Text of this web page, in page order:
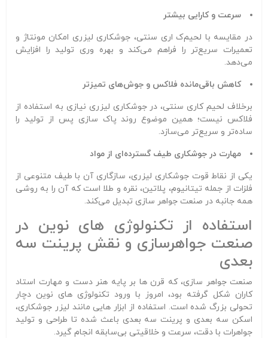
سرعت و کارایی بیشتر
در مقایسه با لحیم‌ک اری سنتی، جوشکاری لیزری امکان مونتاژ و
تعمیرات سریع‌تر را فراهم می‌کند و بهره‌ وری تولید را افزایش
می‌دهد.
کاهش باقی‌مانده فلاکس و جوش‌های تمیزتر
برخلاف لحیم‌ کاری سنتی، در جوشکاری لیزری نیازی به استفاده از
فلاکس نیست؛ همین موضوع روند پاک‌ سازی پس از تولید را
ساده‌تر و سریع‌تر می‌سازد.
مهارت در جوشکاری طیف گسترده‌ای از مواد
یکی از نقاط قوت جوشکاری لیزری، سازگاری آن با طیف متنوعی از
فلزات از جمله تیتانیوم، پلاتین، نقره و طلا است که آن را به روشی
همه‌ جانبه در صنعت جواهر سازی تبدیل می‌کند.
استفاده از تکنولوژی‌ های نوین در
صنعت جواهرسازی و نقش پرینت سه‌
بعدی
صنعت جواهر سازی، که قرن‌ ها بر پایه هنر دست و مهارت استاد
کاران شکل گرفته بود، امروز با ورود تکنولوژی‌ های نوین دچار
تحولی بزرگ شده است. استفاده از ابزار هایی مانند لیزر جوشکاری،
اسکن سه‌ بعدی و پرینت سه‌ بعدی باعث شده تا طراحی و تولید
جواهرات با دقت، سرعت و خلاقیتی بی‌سابقه انجام گیرد.